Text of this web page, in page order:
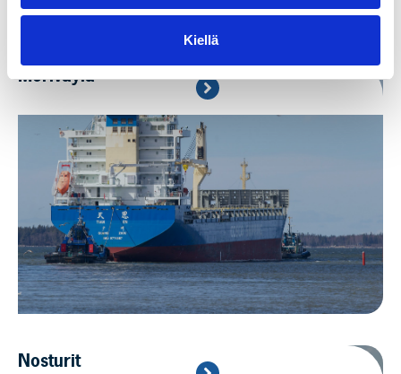
Kiellä
Meriväylä
Nosturit